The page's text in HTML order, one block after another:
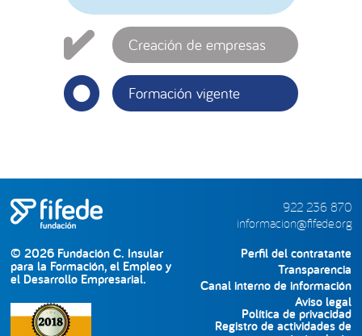
Creación de empresas
Formación vigente
© 2026 Fundación C. Insular
para la Formación, el Empleo y
el Desarrollo Empresarial.
922 236 870
informacion@fifede.org
Perfil del contratante
Transparencia
Canal interno de información
Aviso legal
Política de privacidad
Registro de actividades de